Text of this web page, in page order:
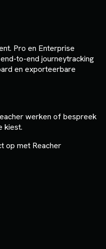
Pro en Enterprise
to-end journeytracking
en exporteerbare
werken of bespreek
kiest.
op met Reacher